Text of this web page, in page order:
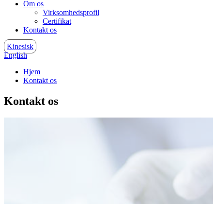
Om os
Virksomhedsprofil
Certifikat
Kontakt os
Kinesisk
English
Hjem
Kontakt os
Kontakt os